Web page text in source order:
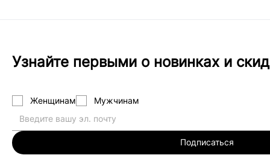
Узнайте первыми о новинках и
Женщинам Мужчинам
Подписаться